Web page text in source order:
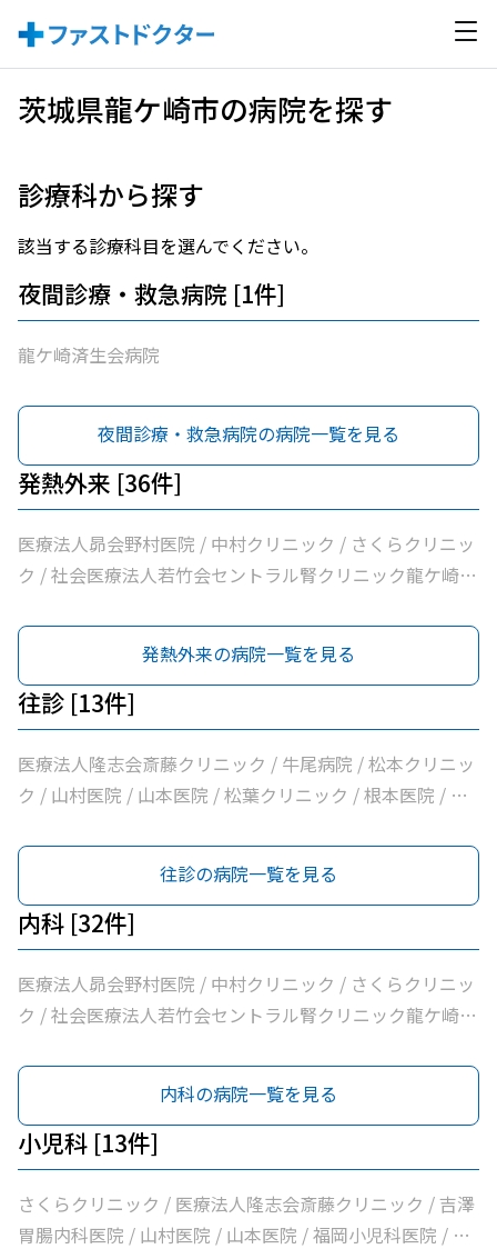
茨城県龍ケ崎市の病院を探す
診療科から探す
該当する診療科目を選んでください。
夜間診療・救急病院 [1件]
龍ケ崎済生会病院
夜間診療・救急病院の病院一覧を見る
発熱外来 [36件]
医療法人昴会野村医院 / 中村クリニック / さくらクリニッ
ク / 社会医療法人若竹会セントラル腎クリニック龍ケ崎 /
外科 / 牛尾病院 / みやおか外科整形外科クリニック / 松本
クリニック / ひかりの森内科クリニック / 菊地整形外科 /
吉澤胃腸内科医院 / 山村医院 / 山本医院 / 福岡小児科医院
/ 飯野クリニック / 北竜台耳鼻咽喉科クリニック / 松葉ク
リニック / 野上小児科医院 / 根本医院 / 医療法人社団健幸
福会龍ケ崎大徳ヘルシークリニック / 医療法人社団清和会
ク / 医療法人いがらしクリニック / 鴻巣クリニック / 渡利
耳鼻咽喉科医院 / 兼子内科循環器科 / 村井医院 / 八代内科
医院 / 高田整形外科 / 龍ケ崎済生会病院 / うちだ医院 / ユ
ビキタスクリニック / 医療法人社団八峰会池田病院
発熱外来の病院一覧を見る
往診 [13件]
医療法人隆志会斎藤クリニック / 牛尾病院 / 松本クリニッ
ク / 山村医院 / 山本医院 / 松葉クリニック / 根本医院 / 医
法人社団清和会いしかわクリニック / 朝野循環器内科クリ
ニック / 村井医院 / 八代内科医院 / ユビキタスクリニック
往診の病院一覧を見る
内科 [32件]
医療法人昴会野村医院 / 中村クリニック / さくらクリニッ
ク / 社会医療法人若竹会セントラル腎クリニック龍ケ崎 /
外科 / 牛尾病院 / 松本クリニック / ひかりの森内科クリニ
ック / 吉澤胃腸内科医院 / 山村医院 / 山本医院 / 福岡小児
科医院 / 飯野クリニック / 松葉クリニック / 根本医院 / 医
療法人社団健幸福会龍ケ崎大徳ヘルシークリニック / 医療
法人社団清和会いしかわクリニック / 横田医院 / 茨城県竜
ケ崎保健所 / 朝野循環器内科クリニック / 医療法人いがら
内科の病院一覧を見る
小児科 [13件]
さくらクリニック / 医療法人隆志会斎藤クリニック / 吉澤
胃腸内科医院 / 山村医院 / 山本医院 / 福岡小児科医院 / 松